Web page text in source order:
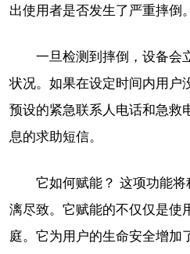
出使用者是否发生了严重摔倒。
一旦检测到摔倒，设备会
状况。如果在设定时间内用户
预设的紧急联系人电话和急救
息的求助短信。
它如何赋能？ 这项功能
漓尽致。它赋能的不仅仅是使
庭。它为用户的生命安全增加